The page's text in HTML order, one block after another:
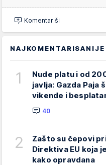
Komentariši
NAJKOMENTARISANIJE
1
Nude platu i od
javlja: Gazda Paja
vikende i
40
2
Zašto su čepovi
Direktiva EU koja
kako opravdana